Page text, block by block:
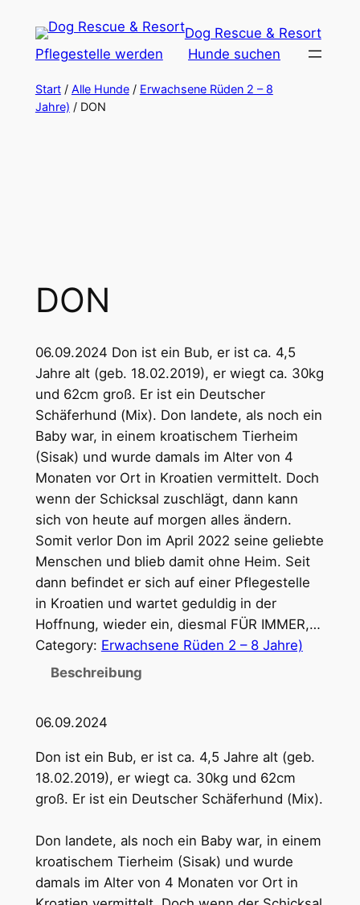
Inhalt
springen
Dog Rescue & Resort
Pflegestelle werden
Hunde suchen
Start/ Alle Hunde/ Erwachsene Rüden 2 – 8
Jahre) / DON
DON
06.09.2024 Don ist ein Bub, er ist ca. 4,5
Jahre alt (geb. 18.02.2019), er wiegt ca. 30kg
und 62cm groß. Er ist ein Deutscher
Schäferhund (Mix). Don landete, als noch ein
Baby war, in einem kroatischem Tierheim
(Sisak) und wurde damals im Alter von 4
Monaten vor Ort in Kroatien vermittelt. Doch
wenn der Schicksal zuschlägt, dann kann
sich von heute auf morgen alles ändern.
Somit verlor Don im April 2022 seine geliebte
Menschen und blieb damit ohne Heim. Seit
dann befindet er sich auf einer Pflegestelle
in Kroatien und wartet geduldig in der
Hoffnung, wieder ein, diesmal FÜR IMMER,…
Category: Erwachsene Rüden 2 – 8 Jahre)
Beschreibung
06.09.2024
Don ist ein Bub, er ist ca. 4,5 Jahre alt (geb.
18.02.2019), er wiegt ca. 30kg und 62cm
groß. Er ist ein Deutscher Schäferhund (Mix).
Don landete, als noch ein Baby war, in einem
kroatischem Tierheim (Sisak) und wurde
damals im Alter von 4 Monaten vor Ort in